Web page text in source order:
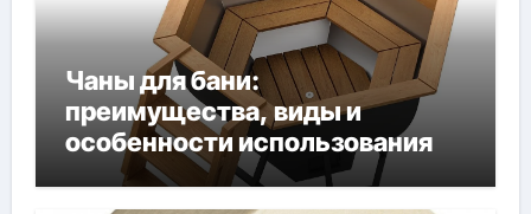
Чаны для бани:
преимущества, виды и
особенности использования